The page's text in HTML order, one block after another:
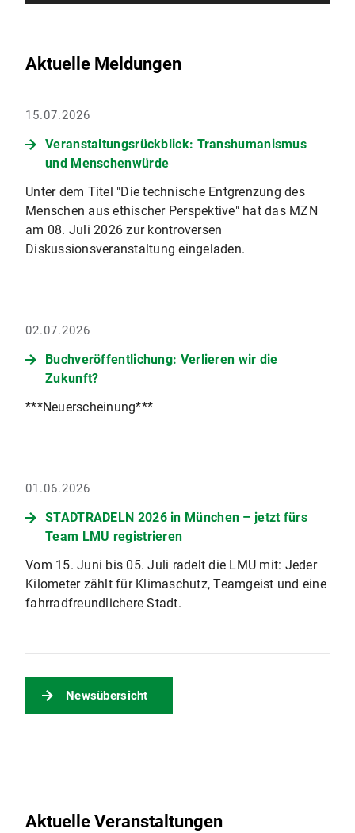
Aktuelle Meldungen
15.07.2026
Veranstaltungsrückblick: Transhumanismus
und Menschenwürde
Unter dem Titel "Die technische Entgrenzung des
Menschen aus ethischer Perspektive" hat das MZN
am 08. Juli 2026 zur kontroversen
Diskussionsveranstaltung eingeladen.
02.07.2026
Buchveröffentlichung: Verlieren wir die
Zukunft?
***Neuerscheinung***
01.06.2026
STADTRADELN 2026 in München – jetzt fürs
Team LMU registrieren
Vom 15. Juni bis 05. Juli radelt die LMU mit: Jeder
Kilometer zählt für Klimaschutz, Teamgeist und eine
fahrradfreundlichere Stadt.
Newsübersicht
Aktuelle Veranstaltungen